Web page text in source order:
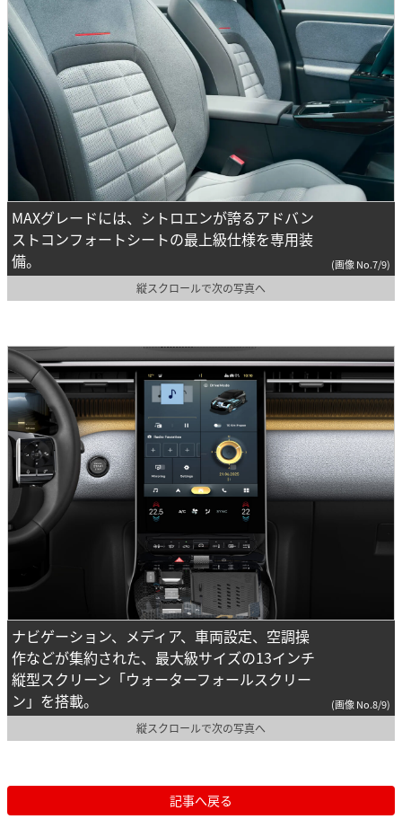
MAXグレードには、シトロエンが誇るアドバン
ストコンフォートシートの最上級仕様を専用装
備。
(画像 No.7/9)
縦スクロールで次の写真へ
ナビゲーション、メディア、車両設定、空調操
作などが集約された、最大級サイズの13インチ
縦型スクリーン「ウォーターフォールスクリー
ン」を搭載。
(画像 No.8/9)
縦スクロールで次の写真へ
記事へ戻る